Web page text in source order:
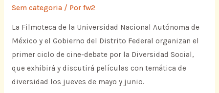
Sem categoria/ Por fw2
La Filmoteca de la Universidad Nacional Autónoma de
México y el Gobierno del Distrito Federal organizan el
primer ciclo de cine-debate por la Diversidad Social,
que exhibirá y discutirá películas con temática de
diversidad los jueves de mayo y junio.